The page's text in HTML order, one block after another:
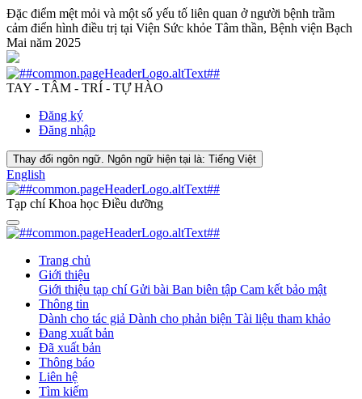
Đặc điểm mệt mỏi và một số yếu tố liên quan ở người bệnh trầm
cảm điển hình điều trị tại Viện Sức khỏe Tâm thần, Bệnh viện Bạch
Mai năm 2025
TAY - TÂM - TRÍ - TỰ HÀO
Đăng ký
Đăng nhập
Thay đổi ngôn ngữ. Ngôn ngữ hiện tại là: Tiếng Việt
English
Tạp chí Khoa học Điều dưỡng
Trang chủ
Giới thiệu
Giới thiệu tạp chíGửi bài Ban biên tập Cam kết bảo mật
Thông tin
Dành cho tác giả Dành cho phản biện Tài liệu tham khảo
Đang xuất bản
Đã xuất bản
Thông báo
Liên hệ
Tìm kiếm